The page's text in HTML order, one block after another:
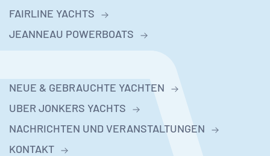
FAIRLINE YACHTS
JEANNEAU POWERBOATS
NEUE & GEBRAUCHTE YACHTEN
UBER JONKERS YACHTS
NACHRICHTEN UND VERANSTALTUNGEN
KONTAKT